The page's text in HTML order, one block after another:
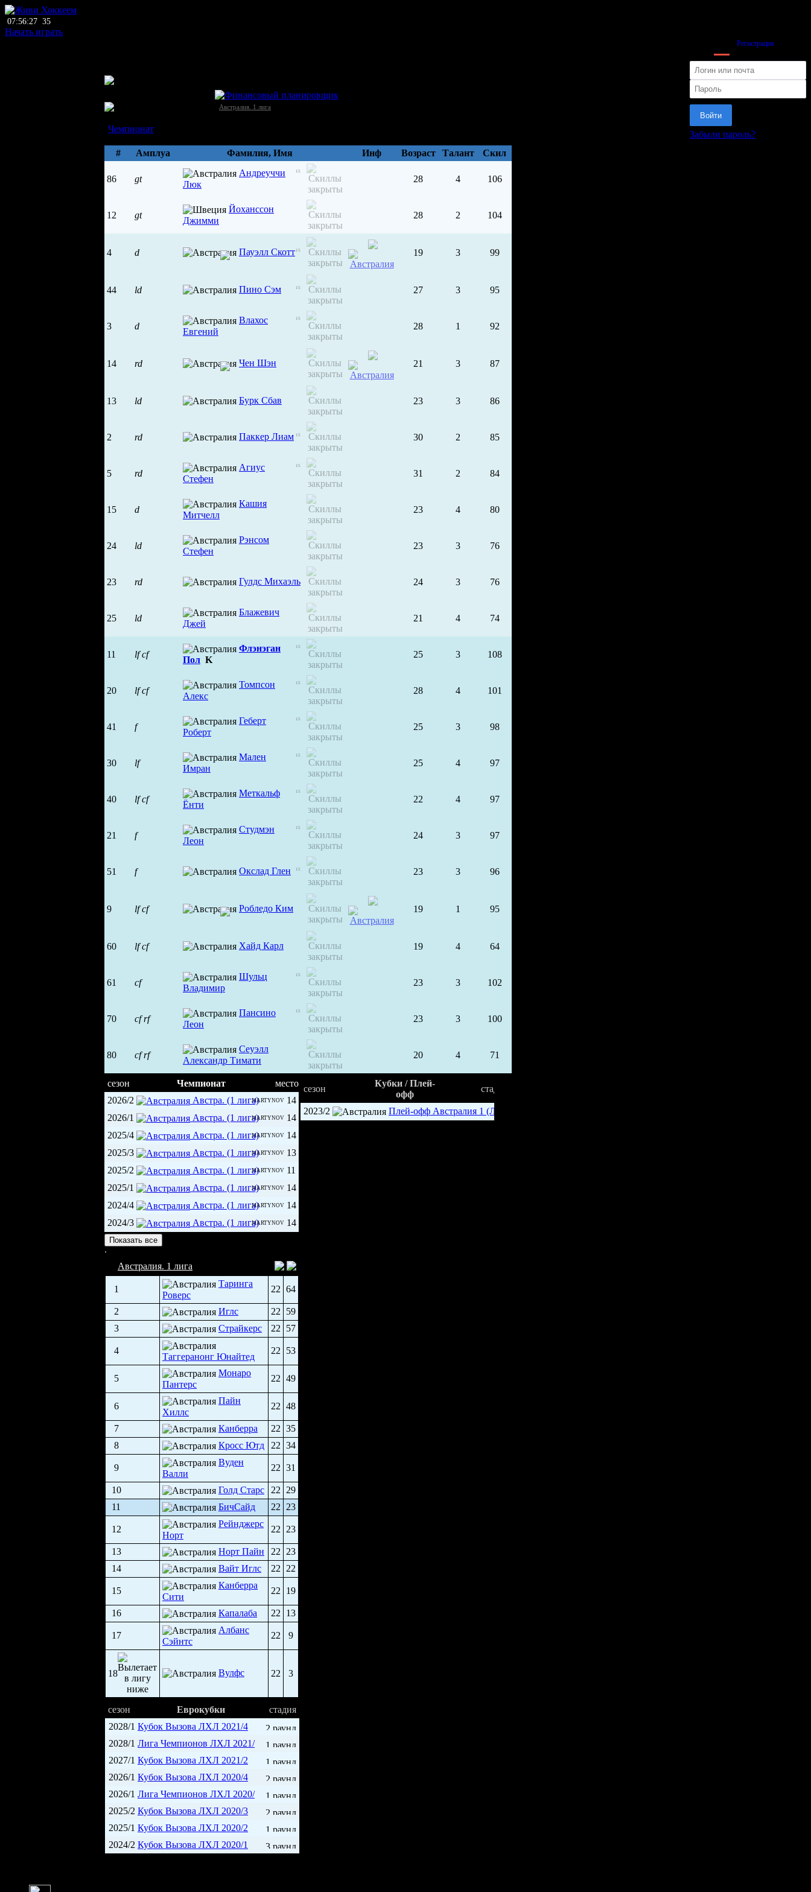
07:56:27 35
Начать играть
Регистрация
Войти
Забыли пароль?
Австралия. 1 лига
Чемпионат
#
Амплуа Фамилия, Имя Инф Возраст Талант Cкил
86 gt
15
Андреуччи
Люк
28 4 106
12 gt
Йоханссон
Джимми
28 2 104
4 d 15
Пауэлл Скотт 19 3 99
44 ld 15
Пино Сэм 27 3 95
3 d
15
Влахос
Евгений
28 1 92
14 rd Чен Шэн 21 3 87
13 ld Бурк Сбав 23 3 86
2 rd 15
Паккер Лиам 30 2 85
5 rd
15
Агиус
Стефен
31 2 84
15 d
Кашия
Митчелл
23 4 80
24 ld
Рэнсом
Стефен
23 3 76
23 rd Гулдс Михаэль 24 3 76
25 ld
Блажевич
Джей
21 4 74
11 lf cf
15
Флэнэган
Пол K
25 3 108
20 lf cf
15
Томпсон
Алекс
28 4 101
41 f
15
Геберт
Роберт
25 3 98
30 lf
15
Мален
Имран
25 4 97
40 lf cf
15
Меткальф
Ёнти
22 4 97
21 f
15
Студмэн
Леон
24 3 97
51 f 15
Окслад Глен 23 3 96
9 lf cf Робледо Ким 19 1 95
60 lf cf Хайд Карл 19 4 64
61 cf
15
Шульц
Владимир
23 3 102
70 cf rf
15
Пансино
Леон
23 3 100
80 cf rf
Сеуэлл
Александр Тимати
20 4 71
сезон Чемпионат
место
2026/2
Австра. (1 лига)MARTYNOV 14
2026/1
Австра. (1 лига)MARTYNOV 14
2025/4
Австра. (1 лига)MARTYNOV 14
2025/3
Австра. (1 лига)MARTYNOV 13
2025/2
Австра. (1 лига)MARTYNOV 11
2025/1
Австра. (1 лига)MARTYNOV 14
2024/4
Австра. (1 лига)MARTYNOV 14
2024/3
Австра. (1 лига)MARTYNOV 14
Показать все
сезон
Кубки / Плей-
офф
стадия
2023/2 Плей-офф Австралия 1 (ЛХ
Бичсайд (2 000)
Австралия. 1 лига
1
Таринга
Роверс
22 64
2 Иглс 22
59
3
Страйкерс 22 57
4
Таггеранонг Юнайтед
22 53
5
Монаро
Пантерс
22 49
6
Пайн
Хиллс
22 48
7 Канберра 22 35
8
Кросс Ютд 22 34
9
Вуден
Валли
22 31
10 Голд Старс 22
29
11
БичСайд 22 23
12
Рейнджерс
Норт
22 23
13 Норт Пайн 22
23
14
Вайт Иглс 22 22
15
Канберра
Сити
22 19
16 Капалаба 22 13
17
Албанс
Сэйнтс
22 9
18 Вулфс 22 3
сезон Еврокубки
стадия
2028/1 Кубок Вызова ЛХЛ 2021/4
2 раунд
2028/1 Лига Чемпионов ЛХЛ 2021/
1 раунд
2027/1 Кубок Вызова ЛХЛ 2021/2
1 раунд
2026/1 Кубок Вызова ЛХЛ 2020/4
2 раунд
2026/1 Лига Чемпионов ЛХЛ 2020/
1 раунд
2025/2 Кубок Вызова ЛХЛ 2020/3
2 раунд
2025/1 Кубок Вызова ЛХЛ 2020/2
1 раунд
2024/2 Кубок Вызова ЛХЛ 2020/1 3 раунд